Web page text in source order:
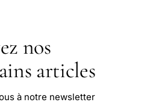
nos
articles
à notre newsletter